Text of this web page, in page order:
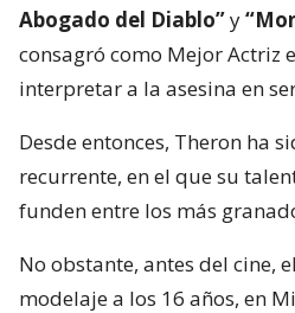
Abogado del Diablo”y
consagró como Mejor Actriz
interpretar a la asesina en
Desde entonces, Theron ha
recurrente, en el que su
funden entre los más
No obstante, antes del cine,
modelaje a los 16 años, en